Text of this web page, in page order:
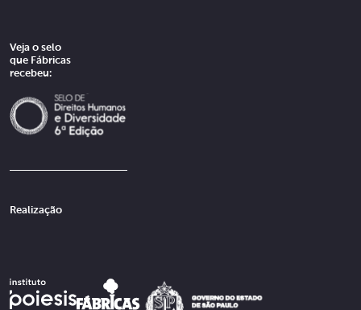
Veja o selo
que Fábricas
recebeu:
Realização